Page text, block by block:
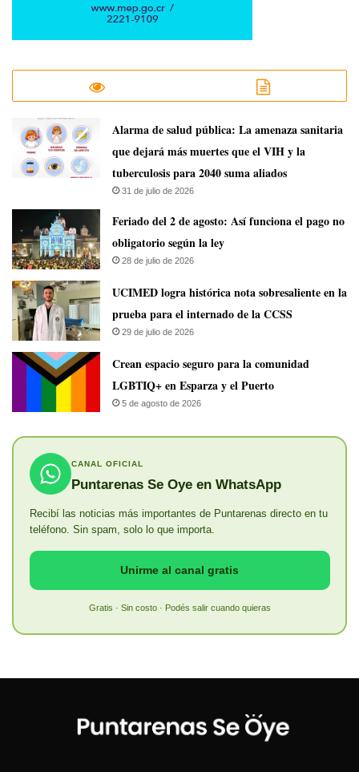
​Alarma de salud pública: La amenaza sanitaria
que dejará más muertes que el VIH y la
tuberculosis para 2040 suma aliados
31 de julio de 2026
Feriado del 2 de agosto: Así funciona el pago no
obligatorio según la ley
28 de julio de 2026
UCIMED logra histórica nota sobresaliente en la
prueba para el internado de la CCSS
29 de julio de 2026
Crean espacio seguro para la comunidad
LGBTIQ+ en Esparza y el Puerto
5 de agosto de 2026
CANAL OFICIAL
Puntarenas Se Oye en WhatsApp
Recibí las noticias más importantes de Puntarenas directo en tu
teléfono. Sin spam, solo lo que importa.
Unirme al canal gratis
Gratis · Sin costo · Podés salir cuando quieras